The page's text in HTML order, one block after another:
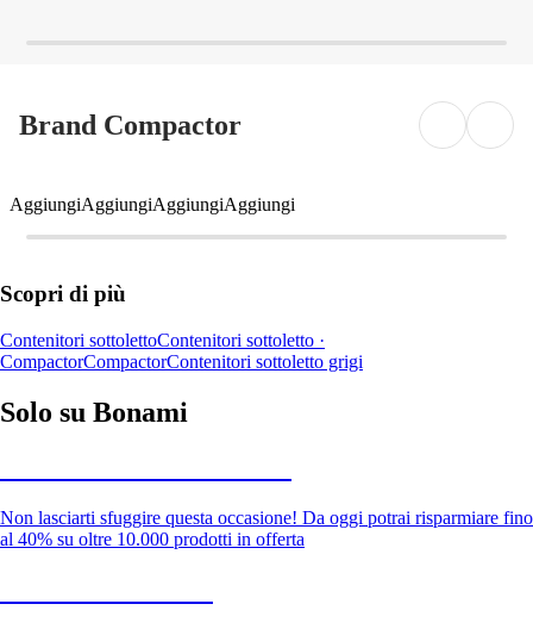
Brand Compactor
AggiungiAggiungiAggiungiAggiungi
Scopri di più
Contenitori sottolettoContenitori sottoletto ·
CompactorCompactorContenitori sottoletto grigi
Solo su Bonami
Non lasciarti sfuggire questa occasione! Da oggi potrai risparmiare fino
al 40% su oltre 10.000 prodotti in offerta